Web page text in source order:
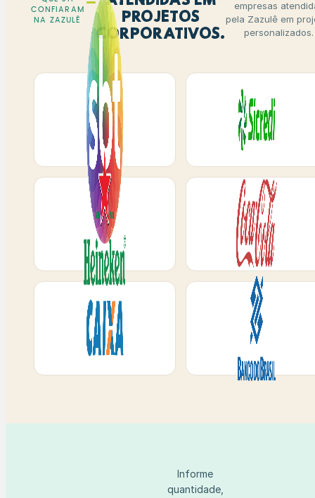
CONFIARAM
NA ZAZULÊ
projetos
corporativos.
empresas
pela Zazulê em
personalizados.
Informe
quantidade,